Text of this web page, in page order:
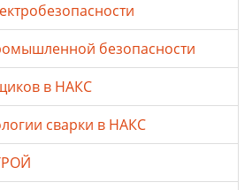
безопасности
в НАКС
сварки в НАКС